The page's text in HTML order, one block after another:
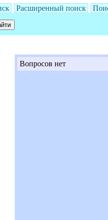
Расширенный поиск
Вопросов нет